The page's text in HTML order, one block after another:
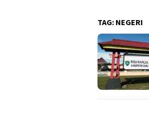
TAG: NEGERI